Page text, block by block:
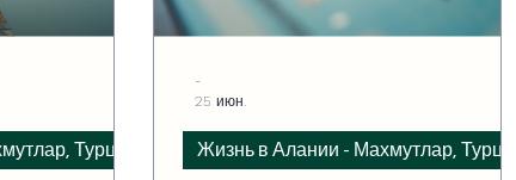
Турция Жизнь в Алании - Махмутлар, Турция
-
25 июн.